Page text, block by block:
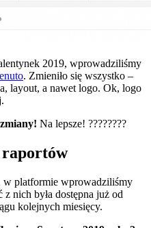
2019, wprowadziliśmy
. Zmieniło się wszystko –
layout, a nawet logo. Ok, logo
Na lepsze! ????????
raportów
w platformie wprowadziliśmy
nich była dostępna już od
kolejnych miesięcy.